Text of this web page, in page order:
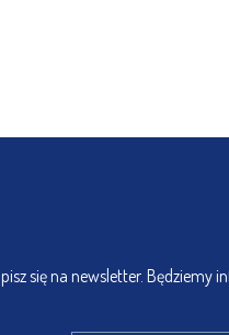
się na newsletter. Będziemy